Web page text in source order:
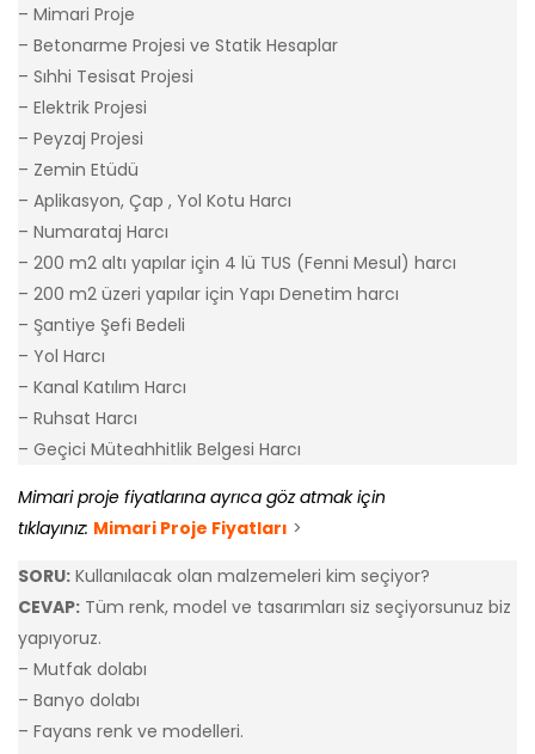
– Mimari Proje
– Betonarme Projesi ve Statik Hesaplar
– Sıhhi Tesisat Projesi
– Elektrik Projesi
– Peyzaj Projesi
– Zemin Etüdü
– Aplikasyon, Çap , Yol Kotu Harcı
– Numarataj Harcı
– 200 m2 altı yapılar için 4 lü TUS (Fenni Mesul) harcı
– 200 m2 üzeri yapılar için Yapı Denetim harcı
– Şantiye Şefi Bedeli
– Yol Harcı
– Kanal Katılım Harcı
– Ruhsat Harcı
– Geçici Müteahhitlik Belgesi Harcı
Mimari proje fiyatlarına ayrıca göz atmak için
tıklayınız: Mimari Proje Fiyatları >
SORU: Kullanılacak olan malzemeleri kim seçiyor?
CEVAP: Tüm renk, model ve tasarımları siz seçiyorsunuz biz
yapıyoruz.
– Mutfak dolabı
– Banyo dolabı
– Fayans renk ve modelleri.